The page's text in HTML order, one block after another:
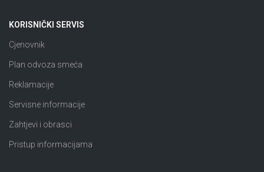
KORISNIČKI SERVIS
Cjenovnik
Plan odvoza smeća
Reklamacije
Servisne informacije
Zahtjevi i obrasci
Pristup informacijama